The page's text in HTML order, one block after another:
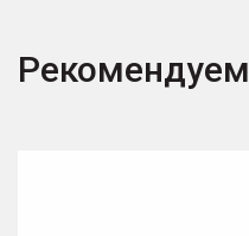
Рекомендуем